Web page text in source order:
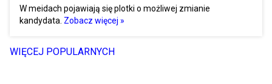
W meidach pojawiają się plotki o możliwej zmianie
kandydata. Zobacz więcej »
WIĘCEJ POPULARNYCH